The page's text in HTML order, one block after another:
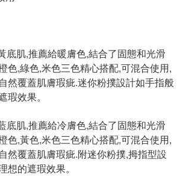
底肌,推薦給暖膚色,結合了固態和光滑
色,綠色,米色三色精心搭配,可混合使用,
然覆蓋肌膚瑕疵.迷你粉撲設計如手指般
瑕效果。
底肌,推薦給冷膚色,結合了固態和光滑
色,黃色,米色三色精心搭配,可混合使用,
然覆蓋肌膚瑕疵.附迷你粉撲,拇指型設
想的遮瑕效果。